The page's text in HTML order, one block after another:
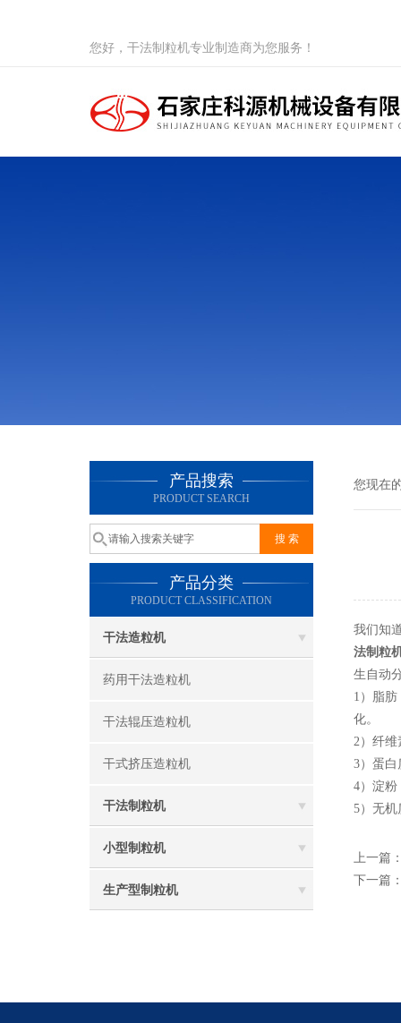
您好，干法制粒机专业制造商为您服务！
产品搜索
PRODUCT SEARCH
产品分类
PRODUCT CLASSIFICATION
干法造粒机
药用干法造粒机
干法辊压造粒机
干式挤压造粒机
干法制粒机
小型制粒机
生产型制粒机
您现在
我们知
法制粒
生自动
1）脂
化。
2）纤
3）蛋
4）淀
5）无机
上一篇
下一篇